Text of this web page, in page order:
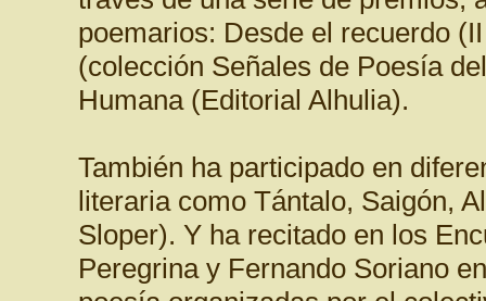
poemarios: Desde el recuerdo
(colección Señales de Poesía
Humana (Editorial Alhulia).
También ha participado en
literaria como Tántalo, Saigón,
Sloper). Y ha recitado en los
Peregrina y Fernando Soriano